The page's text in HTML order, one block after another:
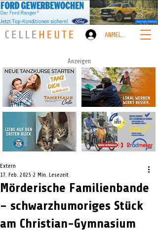
ANMELDEN
Anzeigen
Mörderische Familienbande
– schwarzhumoriges Stück
am Christian-Gymnasium
Extern
17. Feb. 2025 2 Min. Lesezeit